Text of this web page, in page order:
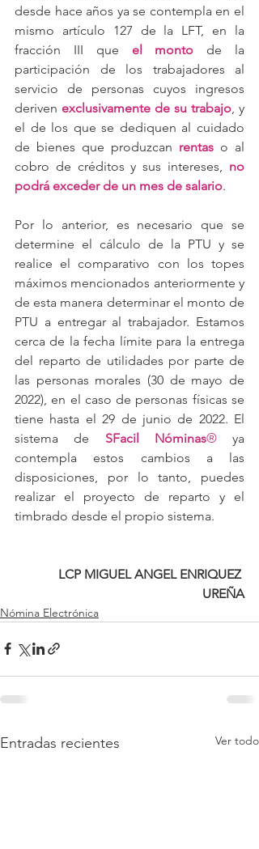
desde hace años ya se contempla en el
mismo artículo 127 de la LFT, en la
fracción III que el monto
de la
participación de los trabajadores al
servicio de personas cuyos ingresos
deriven exclusivamente de su trabajo, y
el de los que se dediquen al cuidado
de bienes que produzcan rentas o al
cobro de créditos y sus intereses, no
podrá exceder de un mes de salario.
Por lo anterior, es necesario que se
determine el cálculo de la PTU y se
realice el comparativo con los topes
máximos mencionados anteriormente y
de esta manera determinar el monto de
PTU a entregar al trabajador. Estamos
cerca de la fecha límite para la entrega
del reparto de utilidades por parte de
las personas morales (30 de mayo de
2022), en el caso de personas físicas se
tiene hasta el 29 de junio de 2022. El
sistema de SFacil Nóminas® ya
contempla estos cambios a las
disposiciones, por lo tanto, puedes
realizar el proyecto de reparto y el
timbrado desde el propio sistema.
LCP MIGUEL ANGEL ENRIQUEZ
UREÑA
Nómina Electrónica
Entradas recientes Ver todo